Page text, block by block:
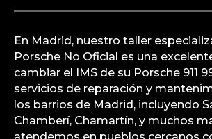
En Madrid, nuestro taller
Porsche No Oficial es una
cambiar el IMS de su Porsche 911
servicios de reparación y
los barrios de Madrid, incluyendo
Chamberí, Chamartín, y muchos